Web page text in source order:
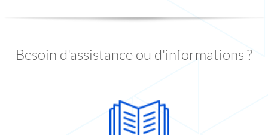
Besoin d'assistance ou d'informations ?